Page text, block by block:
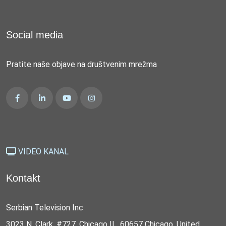
Social media
Pratite naše objave na društvenim mrežma
VIDEO KANAL
Kontakt
Serbian Television Inc